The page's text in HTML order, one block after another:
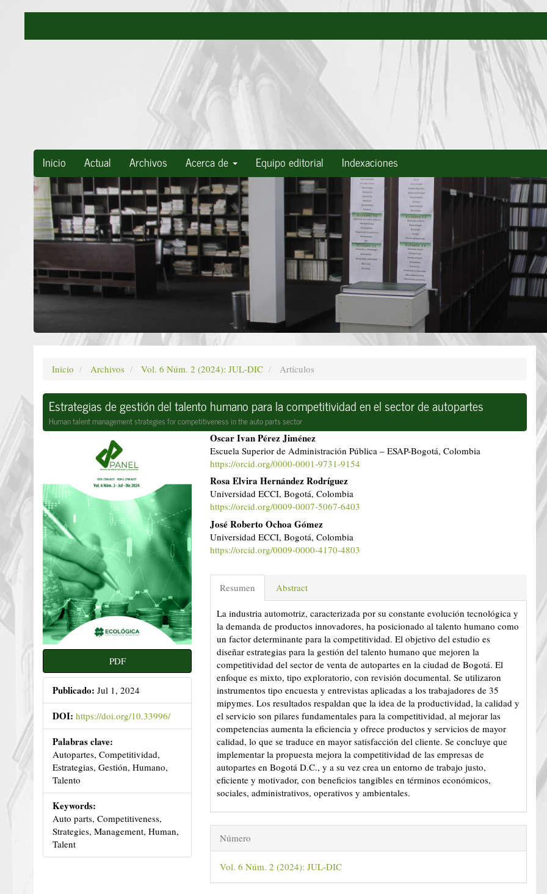
Contenido
Inicio Actual Archivos Acerca de Equipo editorial Indexaciones
Inicio Archivos Vol. 6 Núm. 2 (2024): JUL-DIC Artículos
Estrategias de gestión del talento humano para la competitividad en el sector de autopartes
Human talent management strategies for competitiveness in the auto parts sector
Barra
del
artículo
PDF
Publicado: Jul 1, 2024
DOI: https://doi.org/10.33996/
Palabras clave:
Autopartes, Competitividad,
Estrategias, Gestión, Humano,
Talento
Keywords:
Auto parts, Competitiveness,
Strategies, Management, Human,
Talent
Contenido
principal
del
artículo
Oscar Ivan Pérez Jiménez
Escuela Superior de Administración Pública – ESAP-Bogotá, Colombia
https://orcid.org/0000-0001-9731-9154
Rosa Elvira Hernández Rodríguez
Universidad ECCI, Bogotá, Colombia
https://orcid.org/0009-0007-5067-6403
José Roberto Ochoa Gómez
Universidad ECCI, Bogotá, Colombia
https://orcid.org/0009-0000-4170-4803
Resumen Abstract
La industria automotriz, caracterizada por su constante evolución tecnológica y
la demanda de productos innovadores, ha posicionado al talento humano como
un factor determinante para la competitividad. El objetivo del estudio es
diseñar estrategias para la gestión del talento humano que mejoren la
competitividad del sector de venta de autopartes en la ciudad de Bogotá. El
enfoque es mixto, tipo exploratorio, con revisión documental. Se utilizaron
instrumentos tipo encuesta y entrevistas aplicadas a los trabajadores de 35
mipymes. Los resultados respaldan que la idea de la productividad, la calidad y
el servicio son pilares fundamentales para la competitividad, al mejorar las
competencias aumenta la eficiencia y ofrece productos y servicios de mayor
calidad, lo que se traduce en mayor satisfacción del cliente. Se concluye que
implementar la propuesta mejora la competitividad de las empresas de
autopartes en Bogotá D.C., y a su vez crea un entorno de trabajo justo,
eficiente y motivador, con beneficios tangibles en términos económicos,
sociales, administrativos, operativos y ambientales.
Detalles
del
artículo
Número
Vol. 6 Núm. 2 (2024): JUL-DIC